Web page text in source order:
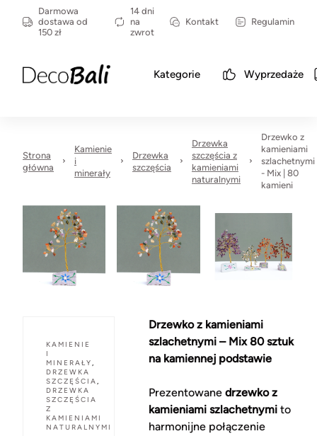
Darmowa
dostawa od
150 zł
14 dni
na
zwrot
Kontakt Regulamin
Kategorie Wyprzedaże
Strona
główna
Kamienie
i
minerały
Drzewka
szczęścia
Drzewka
szczęścia z
kamieniami
naturalnymi
Drzewko z
kamieniami
szlachetnymi
- Mix | 80
kamieni
KAMIENIE
I
MINERAŁY,
DRZEWKA
SZCZĘŚCIA,
DRZEWKA
SZCZĘŚCIA
Z
KAMIENIAMI
NATURALNYMI
Drzewko z kamieniami
szlachetnymi – Mix 80 sztuk
na kamiennej podstawie
Prezentowane drzewko z
kamieniami szlachetnymito
harmonijne połączenie